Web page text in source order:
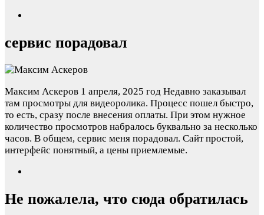
сервис порадовал
Максим Аскеров 1 апреля, 2025 год Недавно заказывал
там просмотры для видеоролика. Процесс пошел быстро,
то есть, сразу после внесения оплаты. При этом нужное
количество просмотров набралось буквально за несколько
часов. В общем, сервис меня порадовал. Сайт простой,
интерфейс понятный, а цены приемлемые.
Не пожалела, что сюда обратилась